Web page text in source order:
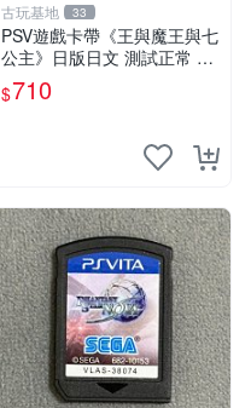
古玩基地 33
PSV遊戲卡帶《王與魔王與七
公主》日版日文 測試正常 成
色如圖 發貨即到手 新手必看
認真拍下 王與魔王與七公主
$710